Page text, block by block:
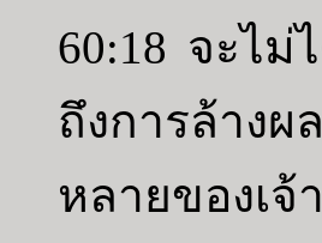
60:18 จะไ
ถึงการล้าง
หลายของเ